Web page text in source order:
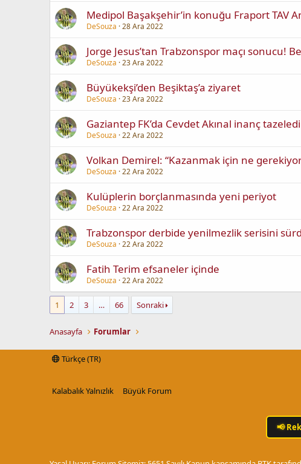
Medipol Başakşehir’in konuğu Fraport TAV
DeSouza 28 Ara 2022
Jorge Jesus’tan Trabzonspor maçı sonucu!
DeSouza 23 Ara 2022
Büyükekşi’den Beşiktaş’a ziyaret
DeSouza 23 Ara 2022
Gaziantep FK’da Cevdet Akınal inanç tazeledi
DeSouza 22 Ara 2022
Volkan Demirel: “Kazanmak için ne
DeSouza 22 Ara 2022
Kulüplerin borçlanmasında yeni periyot
DeSouza 22 Ara 2022
Trabzonspor derbide yenilmezlik serisini
DeSouza 22 Ara 2022
Fatih Terim efsaneler içinde
DeSouza 22 Ara 2022
1 2 3 … 66 Sonraki
Anasayfa Forumlar
Türkçe (TR)
Kalabalık Yalnızlık Büyük Forum
📢